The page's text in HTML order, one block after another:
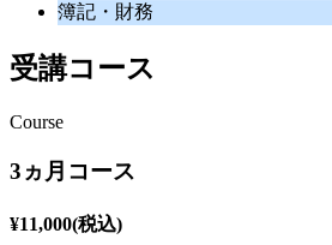
簿記・財務
受講コース
Course
3ヵ月コース
¥11,000(税込)